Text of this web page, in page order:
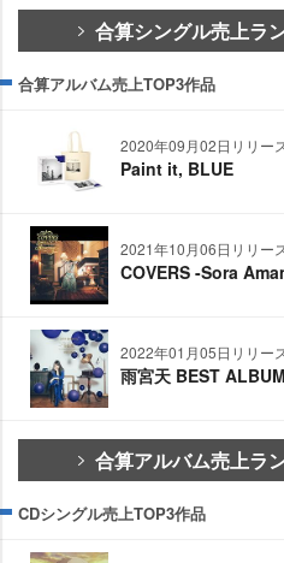
合算シングル売上ラ
合算アルバム売上TOP3作品
2020年09月02日リリー
Paint it, BLUE
2021年10月06日リリー
COVERS -Sora
2022年01月05日リリー
雨宮天 BEST
合算アルバム売上ラ
CDシングル売上TOP3作品